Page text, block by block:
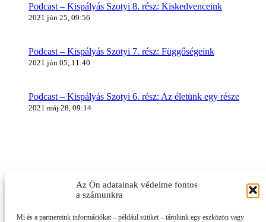
Az Ön adatainak védelme fontos
a számunkra
Mi és a partnereink információkat – például sütiket – tárolunk egy eszközön vagy
Podcast – Kispályás Szotyi 8. rész: Kiskedvenceink
2021 jún 25, 09:56
Podcast – Kispályás Szotyi 7. rész: Függőségeink
2021 jún 05, 11:40
Podcast – Kispályás Szotyi 6. rész: Az életünk egy része
2021 máj 28, 09:14